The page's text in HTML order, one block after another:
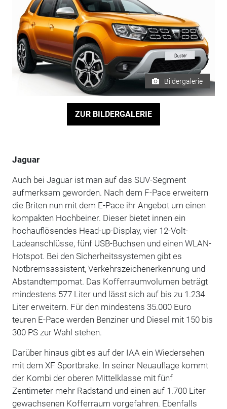
Bildergalerie
ZUR BILDERGALERIE
Jaguar
Auch bei Jaguar ist man auf das SUV-Segment
aufmerksam geworden. Nach dem F-Pace erweitern
die Briten nun mit dem E-Pace ihr Angebot um einen
kompakten Hochbeiner. Dieser bietet innen ein
hochauflösendes Head-up-Display, vier 12-Volt-
Ladeanschlüsse, fünf USB-Buchsen und einen WLAN-
Hotspot. Bei den Sicherheitssystemen gibt es
Notbremsassistent, Verkehrszeichenerkennung und
Abstandtempomat. Das Kofferraumvolumen beträgt
mindestens 577 Liter und lässt sich auf bis zu 1.234
Liter erweitern. Für den mindestens 35.000 Euro
teuren E-Pace werden Benziner und Diesel mit 150 bis
300 PS zur Wahl stehen.
Darüber hinaus gibt es auf der IAA ein Wiedersehen
mit dem XF Sportbrake. In seiner Neuauflage kommt
der Kombi der oberen Mittelklasse mit fünf
Zentimeter mehr Radstand und einen auf 1.700 Liter
gewachsenen Kofferraum vorgefahren. Ebenfalls